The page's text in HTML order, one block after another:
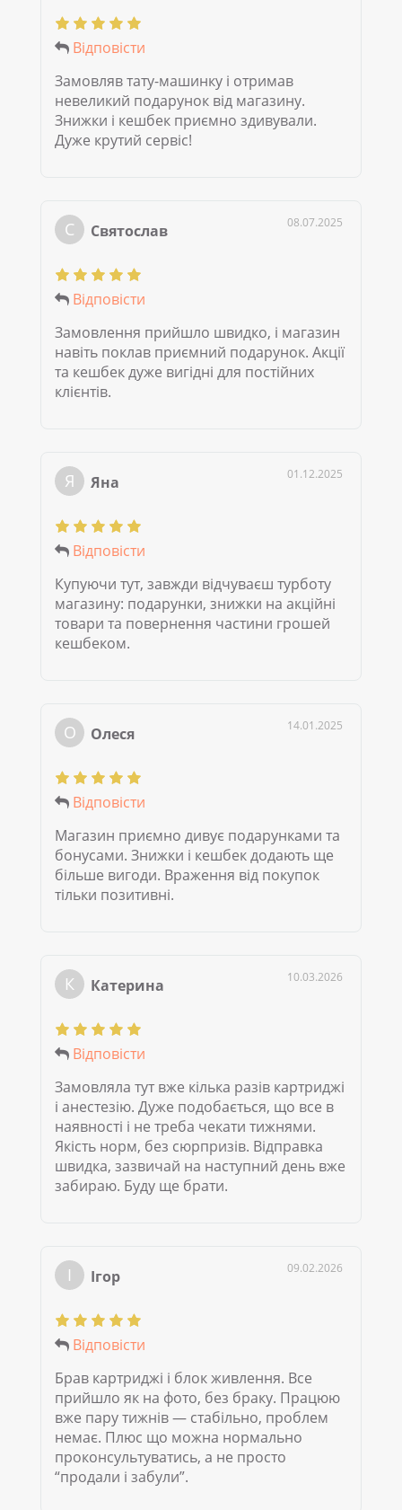
Відповісти
Замовляв тату-машинку і отримав
невеликий подарунок від магазину.
Знижки і кешбек приємно здивували.
Дуже крутий сервіс!
С Святослав 08.07.2025
Відповісти
Замовлення прийшло швидко, і магазин
навіть поклав приємний подарунок. Акції
та кешбек дуже вигідні для постійних
клієнтів.
Я Яна 01.12.2025
Відповісти
Купуючи тут, завжди відчуваєш турботу
магазину: подарунки, знижки на акційні
товари та повернення частини грошей
кешбеком.
О Олеся 14.01.2025
Відповісти
Магазин приємно дивує подарунками та
бонусами. Знижки і кешбек додають ще
більше вигоди. Враження від покупок
тільки позитивні.
К Катерина 10.03.2026
Відповісти
Замовляла тут вже кілька разів картриджі
і анестезію. Дуже подобається, що все в
наявності і не треба чекати тижнями.
Якість норм, без сюрпризів. Відправка
швидка, зазвичай на наступний день вже
забираю. Буду ще брати.
І Ігор 09.02.2026
Відповісти
Брав картриджі і блок живлення. Все
прийшло як на фото, без браку. Працюю
вже пару тижнів — стабільно, проблем
немає. Плюс що можна нормально
проконсультуватись, а не просто
“продали і забули”.